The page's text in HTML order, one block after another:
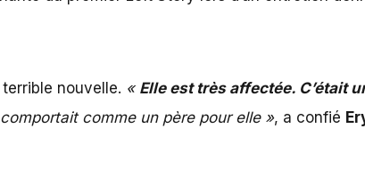
nouvelle. « Elle est très affectée. C’était
comme un père pour elle », a confié